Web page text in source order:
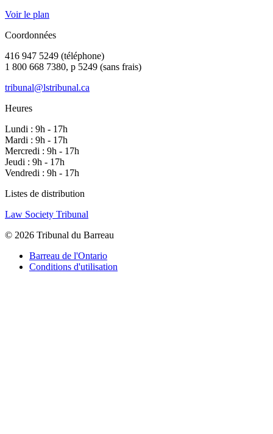
Voir le plan
Coordonnées
416 947 5249 (téléphone)
1 800 668 7380, p 5249 (sans frais)
tribunal@lstribunal.ca
Heures
Lundi : 9h - 17h
Mardi : 9h - 17h
Mercredi : 9h - 17h
Jeudi : 9h - 17h
Vendredi : 9h - 17h
Listes de distribution
Law Society Tribunal
© 2026 Tribunal du Barreau
Barreau de l'Ontario
Conditions d'utilisation